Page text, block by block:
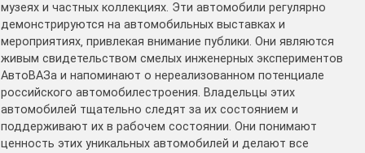
музеях и частных коллекциях․ Эти автомобили регулярно
демонстрируются на автомобильных выставках и
мероприятиях‚ привлекая внимание публики․ Они являются
живым свидетельством смелых инженерных экспериментов
АвтоВАЗа и напоминают о нереализованном потенциале
российского автомобилестроения․ Владельцы этих
автомобилей тщательно следят за их состоянием и
поддерживают их в рабочем состоянии․ Они понимают
ценность этих уникальных автомобилей и делают все